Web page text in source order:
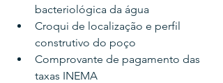
bacteriológica da água
Croqui de localização e perfil
construtivo do poço
Comprovante de pagamento das
taxas INEMA